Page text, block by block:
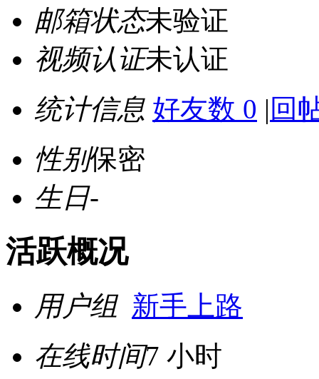
邮箱状态未验证
视频认证未认证
统计信息 好友数 0 | 回
性别保密
生日-
活跃概况
用户组 新手上路
在线时间7 小时